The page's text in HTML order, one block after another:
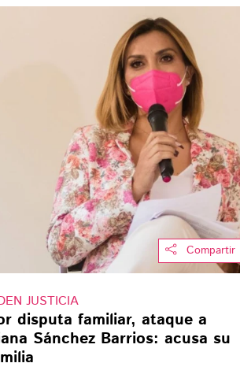
Compartir
JUSTICIA
disputa familiar, ataque a
Sánchez Barrios: acusa su